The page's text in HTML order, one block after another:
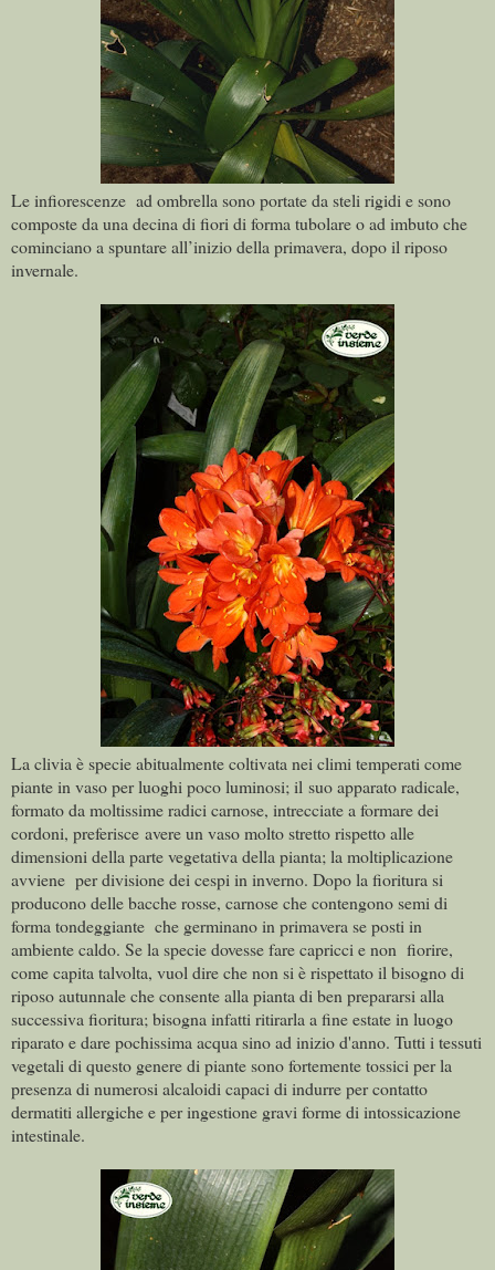
Le infiorescenze ad ombrella sono portate da steli rigidi e sono
composte da una decina di fiori di forma tubolare o ad imbuto che
cominciano a spuntare all’inizio della primavera, dopo il riposo
invernale.
La clivia è specie abitualmente coltivata nei climi temperati come
piante in vaso per luoghi poco luminosi; il suo apparato radicale,
formato da moltissime radici carnose, intrecciate a formare dei
cordoni, preferisce avere un vaso molto stretto rispetto alle
dimensioni della parte vegetativa della pianta; la moltiplicazione
avviene per divisione dei cespi in inverno. Dopo la fioritura si
producono delle bacche rosse, carnose che contengono semi di
forma tondeggiante che germinano in primavera se posti in
ambiente caldo. Se la specie dovesse fare capricci e non fiorire,
come capita talvolta, vuol dire che non si è rispettato il bisogno di
riposo autunnale che consente alla pianta di ben prepararsi alla
successiva fioritura; bisogna infatti ritirarla a fine estate in luogo
riparato e dare pochissima acqua sino ad inizio d'anno. Tutti i tessuti
vegetali di questo genere di piante sono fortemente tossici per la
presenza di numerosi alcaloidi capaci di indurre per contatto
dermatiti allergiche e per ingestione gravi forme di intossicazione
intestinale.